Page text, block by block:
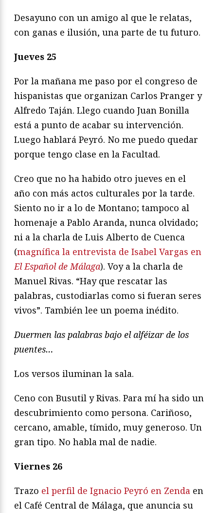
Desayuno con un amigo al que le relatas,
con ganas e ilusión, una parte de tu futuro.
Jueves 25
Por la mañana me paso por el congreso de
hispanistas que organizan Carlos Pranger y
Alfredo Taján. Llego cuando Juan Bonilla
está a punto de acabar su intervención.
Luego hablará Peyró. No me puedo quedar
porque tengo clase en la Facultad.
Creo que no ha habido otro jueves en el
año con más actos culturales por la tarde.
Siento no ir a lo de Montano; tampoco al
homenaje a Pablo Aranda, nunca olvidado;
ni a la charla de Luis Alberto de Cuenca
(magnífica la entrevista de Isabel Vargas en
El Español de Málaga). Voy a la charla de
Manuel Rivas. “Hay que rescatar las
palabras, custodiarlas como si fueran seres
vivos”. También lee un poema inédito.
Duermen las palabras bajo el alféizar de los
puentes…
Los versos iluminan la sala.
Ceno con Busutil y Rivas. Para mí ha sido un
descubrimiento como persona. Cariñoso,
cercano, amable, tímido, muy generoso. Un
gran tipo. No habla mal de nadie.
Viernes 26
Trazo el perfil de Ignacio Peyró en Zenda en
el Café Central de Málaga, que anuncia su